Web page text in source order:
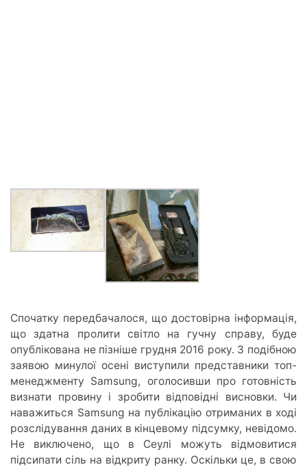
Спочатку передбачалося, що достовірна інформація,
що здатна пролити світло на гучну справу, буде
опублікована не пізніше грудня 2016 року. З подібною
заявою минулої осені виступили представники топ-
менеджменту Samsung, оголосивши про готовність
визнати провину і зробити відповідні висновки. Чи
наважиться Samsung на публікацію отриманих в ході
розслідування даних в кінцевому підсумку, невідомо.
Не виключено, що в Сеулі можуть відмовитися
підсипати сіль на відкриту ранку. Оскільки це, в свою